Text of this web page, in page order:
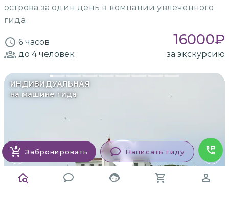
острова за один день в компании увлеченного
гида
6 часов 16000₽
до 4человек за экскурсию
ИНДИВИДУАЛЬНАЯ
на машине гида
Забронировать Написать гиду